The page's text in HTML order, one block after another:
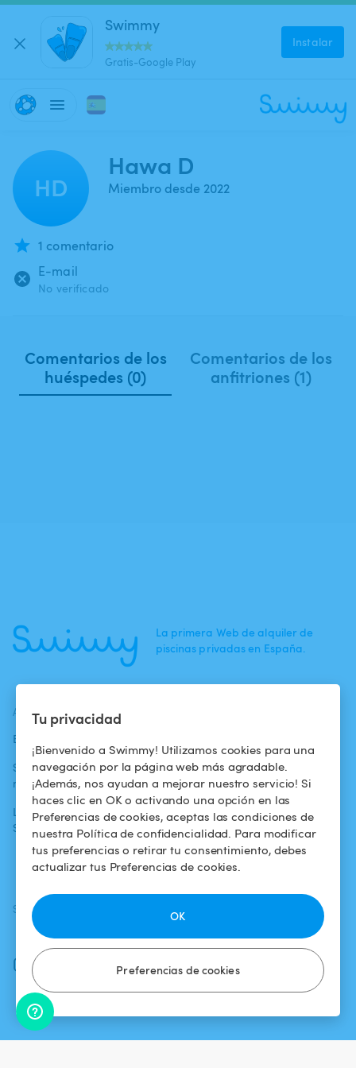
Tu privacidad
¡Bienvenido a Swimmy! Utilizamos cookies para una
navegación por la página web más agradable.
¡Además, nos ayudan a mejorar nuestro servicio! Si
haces clic en OK o activando una opción en las
Preferencias de cookies, aceptas las condiciones de
nuestra Política de confidencialidad. Para modificar
tus preferencias o retirar tu consentimiento, debes
actualizar tus Preferencias de cookies.
Preferencias de cookies
OK
Swimmy
Gratis-Google Play
Instalar
HD
Hawa D
Miembro desde 2022
1 comentario
E-mail
No verificado
Comentarios de los
huéspedes (0)
Comentarios de los
anfitriones (1)
La primera Web de alquiler de
piscinas privadas en España.
ACTUALIDADES
Blog
Swimmy en los
medios
La aventura
Swimmy
Para los
propietarios
Alquilar mi
piscina
¿Cómo funciona?
Condiciones de
uso
Política de
confidencialidad
Aviso legal
SÍGUENOS
Facebook
Instagram